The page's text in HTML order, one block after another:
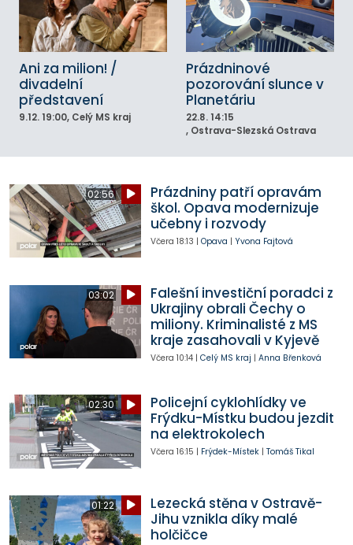
Ani za milion! /
divadelní
představení
9.12. 19:00, Celý MS kraj
Prázdninové
pozorování slunce v
Planetáriu
22.8. 14:15
, Ostrava-Slezská Ostrava
02:56
Prázdniny patří opravám
škol. Opava modernizuje
učebny i rozvody
Včera 18:13 | Opava | Yvona Fajtová
03:02
Falešní investiční poradci z
Ukrajiny obrali Čechy o
miliony. Kriminalisté z MS
kraje zasahovali v Kyjevě
Včera 10:14| Celý MS kraj | Anna Břenková
02:30
Policejní cyklohlídky ve
Frýdku-Místku budou jezdit
na elektrokolech
Včera 16:15 | Frýdek-Místek| Tomáš Tikal
01:22
Lezecká stěna v Ostravě-
Jihu vznikla díky malé
holčičce